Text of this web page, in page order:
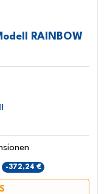
RAINBOW
-372,24 €